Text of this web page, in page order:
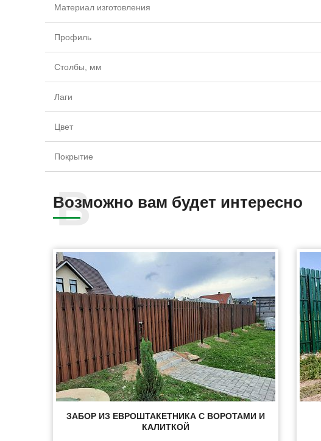
Материал изготовления
Профиль
Столбы, мм
Лаги
Цвет
Покрытие
Возможно вам будет интересно
ЗАБОР ИЗ ЕВРОШТАКЕТНИКА С ВОРОТАМИ И
КАЛИТКОЙ